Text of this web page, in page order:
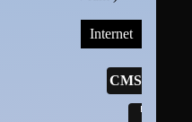
Internet
CMS